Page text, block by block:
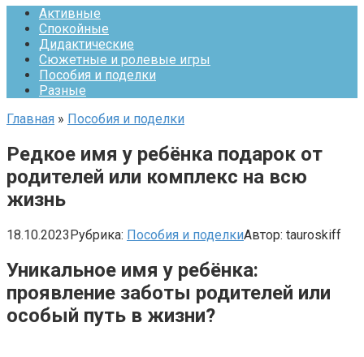
Активные
Спокойные
Дидактические
Сюжетные и ролевые игры
Пособия и поделки
Разные
Главная » Пособия и поделки
Редкое имя у ребёнка подарок от
родителей или комплекс на всю
жизнь
18.10.2023Рубрика: Пособия и поделкиАвтор: tauroskiff
Уникальное имя у ребёнка:
проявление заботы родителей или
особый путь в жизни?